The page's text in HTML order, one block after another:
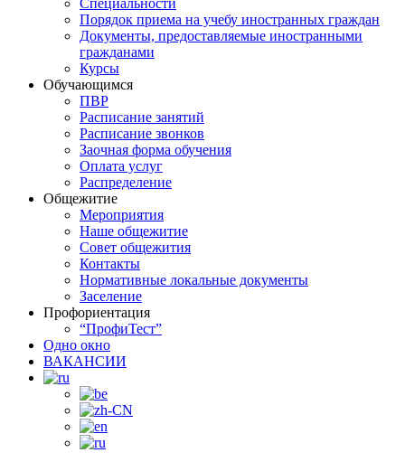
Специальности
Порядок приема на учебу иностранных граждан
Документы, предоставляемые иностранными
гражданами
Курсы
Обучающимся
ПВР
Расписание занятий
Расписание звонков
Заочная форма обучения
Оплата услуг
Распределение
Общежитие
Мероприятия
Наше общежитие
Совет общежития
Контакты
Нормативные локальные документы
Заселение
Профориентация
“ПрофиТест”
Одно окно
ВАКАНСИИ